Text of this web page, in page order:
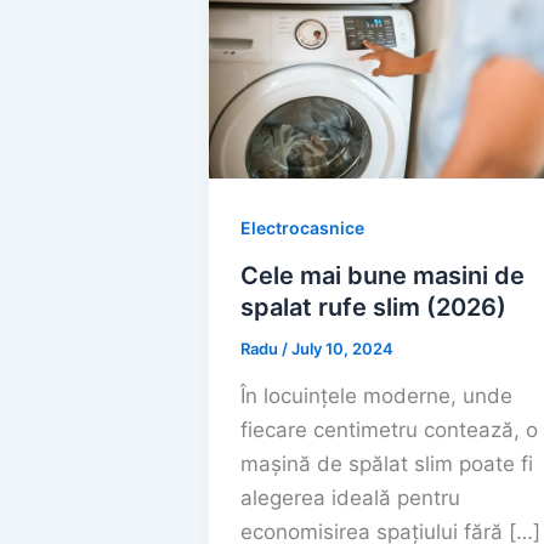
Electrocasnice
Cele mai bune masini de
spalat rufe slim (2026)
Radu /July 10, 2024
În locuințele moderne, unde
fiecare centimetru contează, o
mașină de spălat slim poate fi
alegerea ideală pentru
economisirea spațiului fără […]